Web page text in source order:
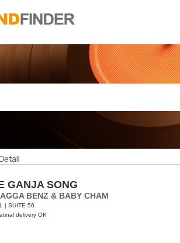
GANJA SONG
BENZ & BABY CHAM
| SUITE 56
delivery OK